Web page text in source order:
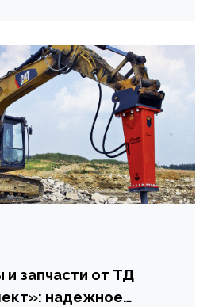
запчасти от ТД
надежное